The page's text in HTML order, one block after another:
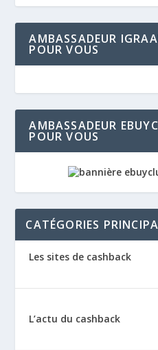
AMBASSADEUR
POUR VOUS
AMBASSADEUR
POUR VOUS
CATÉGORIES
Les sites de cashback
L’actu du cashback